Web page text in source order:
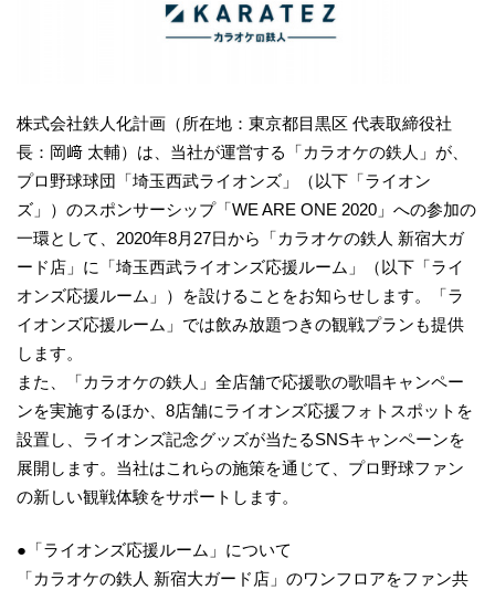
株式会社鉄人化計画（所在地：東京都目黒区 代表取締役社
長：岡﨑 太輔）は、当社が運営する「カラオケの鉄人」が、
プロ野球球団「埼玉西武ライオンズ」（以下「ライオン
ズ」）のスポンサーシップ「WE ARE ONE 2020」への参加の
一環として、2020年8月27日から「カラオケの鉄人 新宿大ガ
ード店」に「埼玉西武ライオンズ応援ルーム」（以下「ライ
オンズ応援ルーム」）を設けることをお知らせします。「ラ
イオンズ応援ルーム」では飲み放題つきの観戦プランも提供
します。
また、「カラオケの鉄人」全店舗で応援歌の歌唱キャンペー
ンを実施するほか、8店舗にライオンズ応援フォトスポットを
設置し、ライオンズ記念グッズが当たるSNSキャンペーンを
展開します。当社はこれらの施策を通じて、プロ野球ファン
の新しい観戦体験をサポートします。
●「ライオンズ応援ルーム」について
「カラオケの鉄人 新宿大ガード店」のワンフロアをファン共